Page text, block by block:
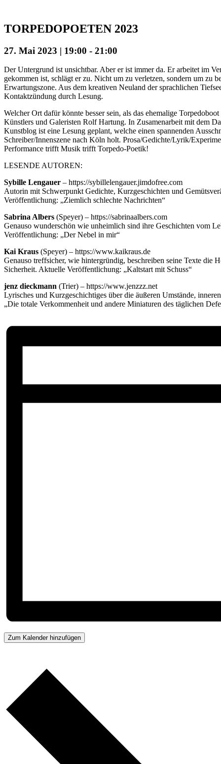
TORPEDOPOETEN 2023
27. Mai 2023 | 19:00 - 21:00
Der Untergrund ist unsichtbar. Aber er ist immer da. Er arbeitet im
gekommen ist, schlägt erzu. Nicht um zu verletzen, sondern um zu
Erwartungszone. Aus dem kreativen Neuland der sprachlichen
Kontaktzündung durch Lesung.
Welcher Ort dafür könnte besser sein, als das ehemalige
Künstlers und Galeristen Rolf Hartung. In Zusamenarbeit mit dem
Kunstblog ist eine Lesung geplant, welche einen spannenden
Schreiber/Innenszene nach Köln holt. Prosa/Gedichte/Lyrik/
Performance trifft Musik trifft Torpedo-Poetik!
LESENDE AUTOREN:
Sybille Lengauer – https://sybillelengauer.jimdofree.com
Autorin mit Schwerpunkt Gedichte, Kurzgeschichten und Gemüts
Veröffentlichung: „Ziemlich schlechte Nachrichten“
Sabrina Albers (Speyer) – https://sabrinaalbers.com
Genauso wunderschön wie unheimlich sind ihre Geschichten vom
Veröffentlichung: „Der Nebel in mir“
Kai Kraus (Speyer) – https://www.kaikraus.de
Genauso treffsicher, wie hintergründig, beschreiben seine Texte die
Sicherheit. Aktuelle Veröffentlichung: „Kaltstart mit Schuss“
jenz dieckmann (Trier) – https://www.jenzzz.net
Lyrisches und Kurzgeschichtiges über die äußeren Umstände,
„Die totale Verkommenheit und andere Miniaturen des täglichen
Zum Kalender hinzufügen